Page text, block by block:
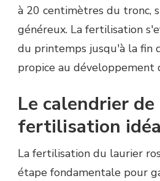
à 20 centimètres du tronc,
généreux. La fertilisation
du printemps jusqu'à la fin
propice au développement
Le calendrier de
fertilisation
La fertilisation du laurier
étape fondamentale pour